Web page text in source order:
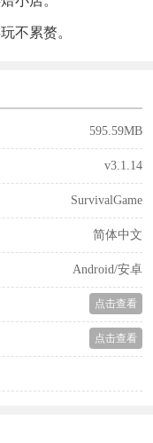
不累赘。
595.59MB
v3.1.14
SurvivalGame
简体中文
Android/安卓
点击查看
点击查看